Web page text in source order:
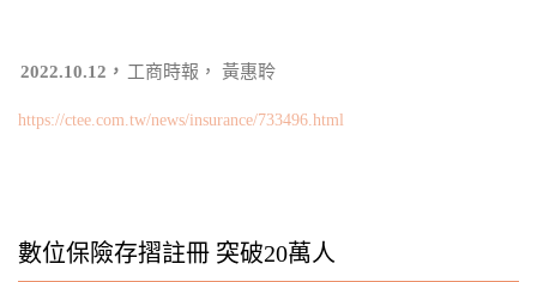
2022.10.12， 工商時報， 黃惠聆
https://ctee.com.tw/news/insurance/733496.html
數位保險存摺註冊 突破20萬人